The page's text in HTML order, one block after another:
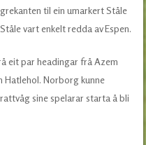
til ein umarkert Ståle
vart enkelt redda av Espen.
eit par headingar frå Azem
Hatlehol. Norborg kunne
sine spelarar starta å bli